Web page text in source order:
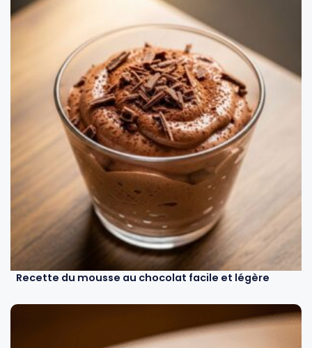
Recette du mousse au chocolat facile et légère